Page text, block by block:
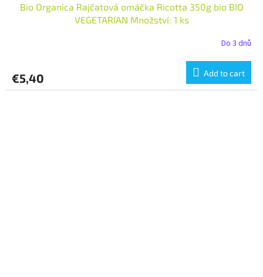
Bio Organica Rajčatová omáčka Ricotta 350g bio BIO
VEGETARIAN Množství: 1 ks
Do 3 dnů
€5,40 Add to cart